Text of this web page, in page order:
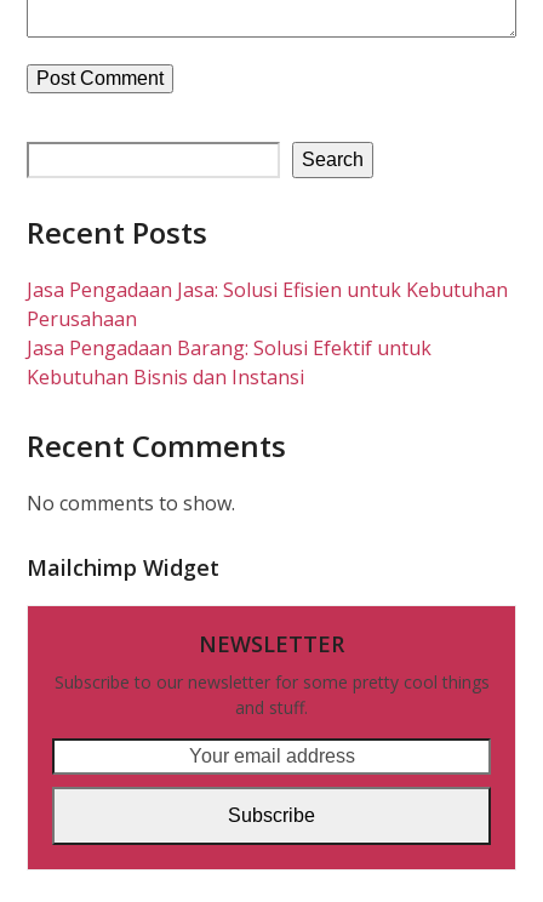
Search
Recent Posts
Jasa Pengadaan Jasa: Solusi Efisien untuk Kebutuhan
Perusahaan
Jasa Pengadaan Barang: Solusi Efektif untuk
Kebutuhan Bisnis dan Instansi
Recent Comments
No comments to show.
Mailchimp Widget
NEWSLETTER
Subscribe to our newsletter for some pretty cool things
and stuff.
email
Subscribe